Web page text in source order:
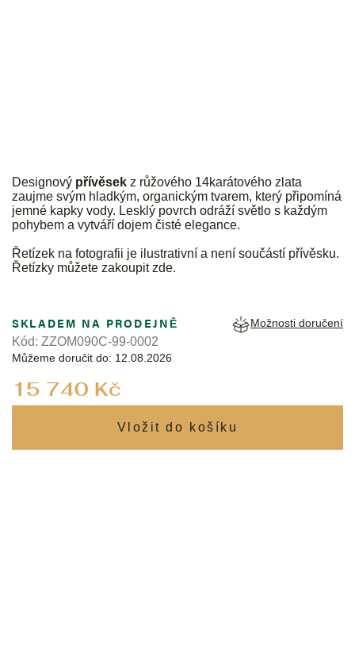
Designový přívěsek z růžového 14karátového zlata
zaujme svým hladkým, organickým tvarem, který připomíná
jemné kapky vody. Lesklý povrch odráží světlo s každým
pohybem a vytváří dojem čisté elegance.
Řetízek na fotografii je ilustrativní a není součástí přívěsku.
Řetízky můžete zakoupitzde.
15 740 Kč
SKLADEM NA PRODEJNĚ
Můžeme doručit do: 12.08.2026
Možnosti doručení
Kód: ZZOM090C-99-0002